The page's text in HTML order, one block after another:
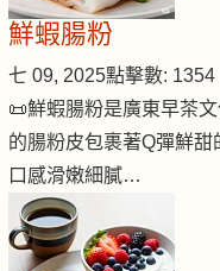
鮮蝦腸粉
七 09, 2025點擊數: 1354
📜鮮蝦腸粉是廣東早茶
的腸粉皮包裹著Q彈鮮甜
口感滑嫩細膩…